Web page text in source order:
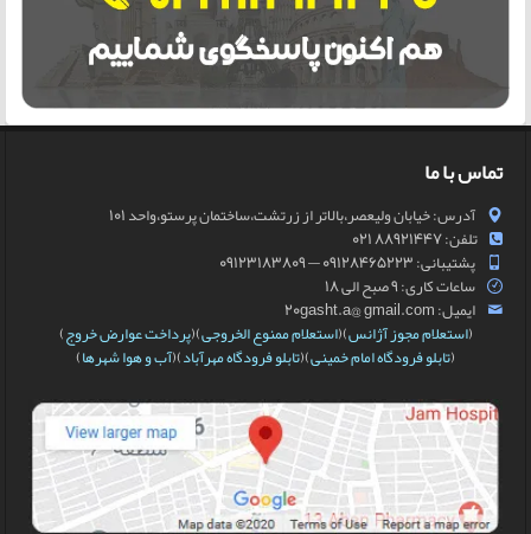
تماس با ما
آدرس: خیابان ولیعصر،بالاتر از زرتشت،ساختمان پرستو،واحد 101
تلفن: 88921447 021
پشتیبانی: 09128465223 — 09123183809
ساعات کاری: 9 صبح الی 18
ایمیل: 20gasht.a@ gmail.com
(استعلام مجوز آژانس)(استعلام ممنوع الخروجی)(پرداخت عوارض خروج)
(تابلو فرودگاه امام خمینی)(تابلو فرودگاه مهرآباد)(آب و هوا شهرها)